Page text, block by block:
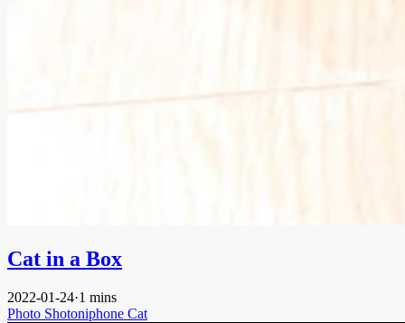
Cat in a Box
2022-01-24·1 mins
Photo Shotoniphone Cat